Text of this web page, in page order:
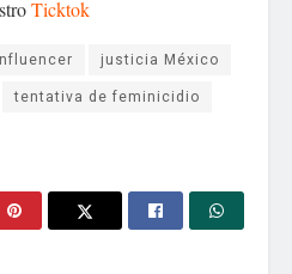
Ticktok
justicia México
tentativa de feminicidio